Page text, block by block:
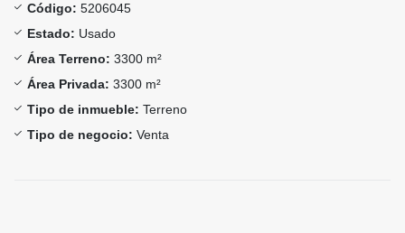
Código: 5206045
Estado: Usado
Área Terreno: 3300 m²
Área Privada: 3300 m²
Tipo de inmueble: Terreno
Tipo de negocio: Venta